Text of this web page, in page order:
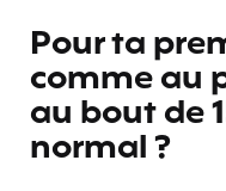
Pour ta
comme au
au bout de
normal ?